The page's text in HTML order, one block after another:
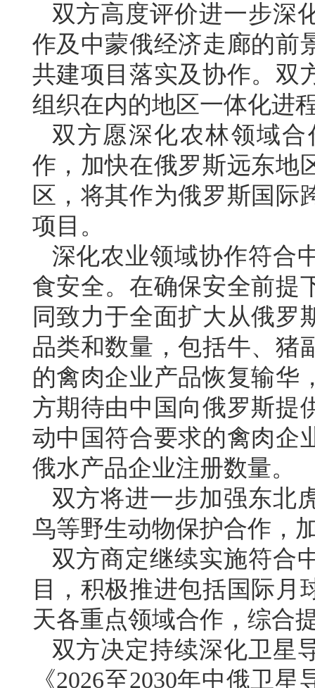
双方高度评价进一步深
作及中蒙俄经济走廊的前
共建项目落实及协作。双
组织在内的地区一体化进
双方愿深化农林领域
作，加快在俄罗斯远东地
区，将其作为俄罗斯国际
项目。
深化农业领域协作符合
食安全。在确保安全前提
同致力于全面扩大从俄罗
品类和数量，包括牛、猪
的禽肉企业产品恢复输华
方期待由中国向俄罗斯提
动中国符合要求的禽肉企
俄水产品企业注册数量。
双方将进一步加强东北
鸟等野生动物保护合作，
双方商定继续实施符合
目，积极推进包括国际月
天各重点领域合作，综合
双方决定持续深化卫星
《2026至2030年中俄卫